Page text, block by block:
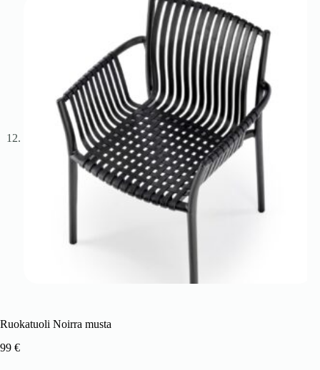
Ruokatuoli Noirra musta
99 €